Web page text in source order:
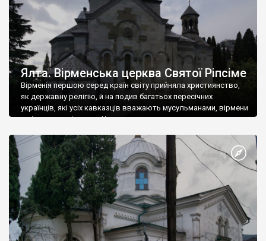
Ялта. Вірменська церква Святої Ріпсіме
Вірменія першою серед країн світу прийняла християнство,
як державну релігію, й на подив багатьох пересічних
українців, які усіх кавказців вважають мусульманами, вірмени
є відданими вірянами Христа